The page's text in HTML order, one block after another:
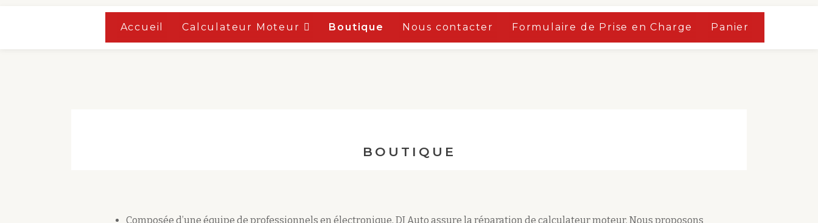
Accueil Calculateur Moteur Boutique Nous contacter Formulaire de Prise en Charge Panier
BOUTIQUE
Composée d’une équipe de professionnels en électronique, DJ Auto assure la réparation de calculateur moteur. Nous proposons